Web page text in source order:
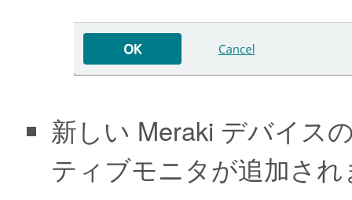
新しい Meraki デバイス
ティブモニタが追加さ